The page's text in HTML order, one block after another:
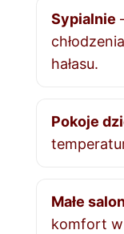
Sypialnie
hałasu.
Pokoje
Małe
komfort